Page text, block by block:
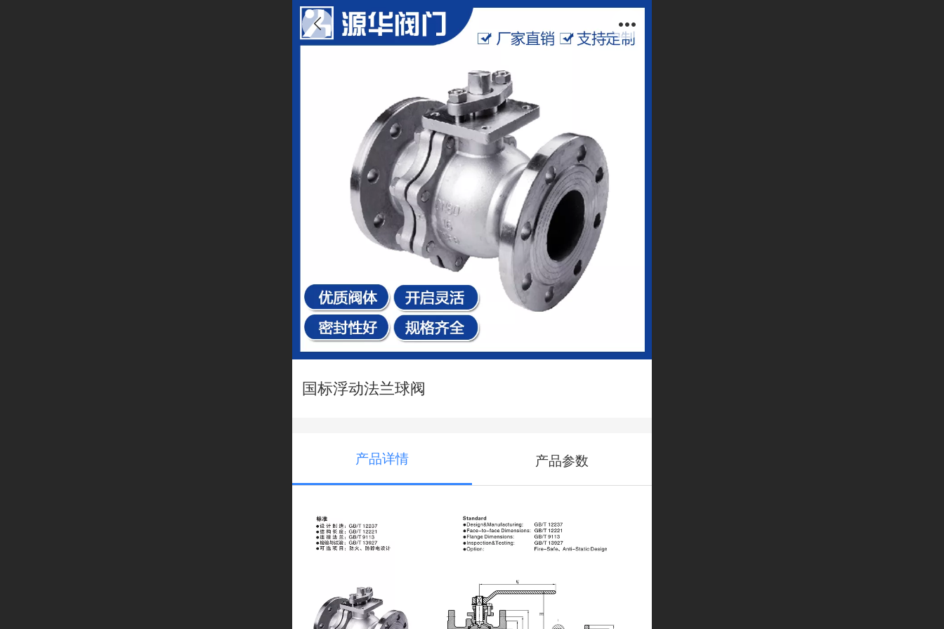
国标浮动法兰球阀
产品详情 产品参数